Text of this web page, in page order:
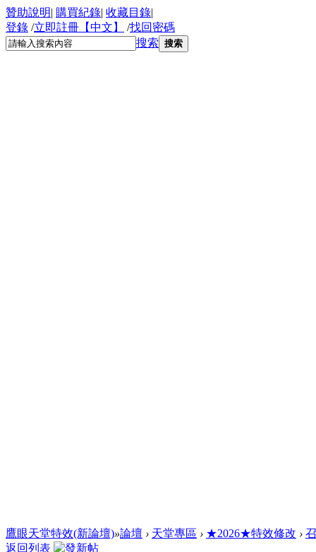
贊助說明| 購買紀錄| 收藏目錄|
登錄 /立即註冊【中文】 /找回密碼
搜索 搜索
鷹眼天堂特效(新論壇)»論壇 › 天堂專區 › ★2026★特效修改 ›
返回列表